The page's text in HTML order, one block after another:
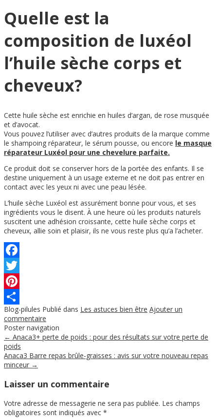
Quelle est la
composition de luxéol
l’huile sèche corps et
cheveux?
Cette huile sèche est enrichie en huiles d’argan, de rose musquée
et d’avocat.
Vous pouvez l’utiliser avec d’autres produits de la marque comme
le shampoing réparateur, le sérum pousse, ou encore le masque
réparateur Luxéol pour une chevelure parfaite.
Ce produit doit se conserver hors de la portée des enfants. Il se
destine uniquement à un usage externe et ne doit pas entrer en
contact avec les yeux ni avec une peau lésée.
L’huile sèche Luxéol est assurément bonne pour vous, et ses
ingrédients vous le disent. À une heure où les produits naturels
suscitent une adhésion croissante, cette huile sèche corps et
cheveux, allie soin et plaisir, ils ne vous reste plus qu’a l’acheter.
Facebook
Twitter
Pinterest
Partager
Blog-pilules Publié dans Les astuces bien être Ajouter un
commentaire
Poster navigation
← Anaca3+ perte de poids : pour des résultats sur votre perte de
poids
Anaca3 Barre repas brûle-graisses : avis sur votre nouveau repas
minceur →
Laisser un commentaire
Votre adresse de messagerie ne sera pas publiée. Les champs
obligatoires sont indiqués avec *